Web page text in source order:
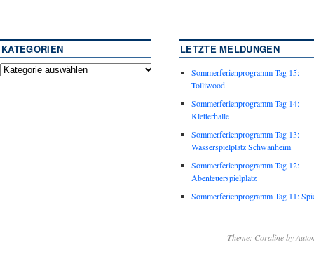
KATEGORIEN LETZTE MELDUNGEN
Sommerferienprogramm Tag 15:
Tolliwood
Sommerferienprogramm Tag 14:
Kletterhalle
Sommerferienprogramm Tag 13:
Wasserspielplatz Schwanheim
Sommerferienprogramm Tag 12:
Abenteuerspielplatz
Sommerferienprogramm Tag 11:
Theme: Coraline by